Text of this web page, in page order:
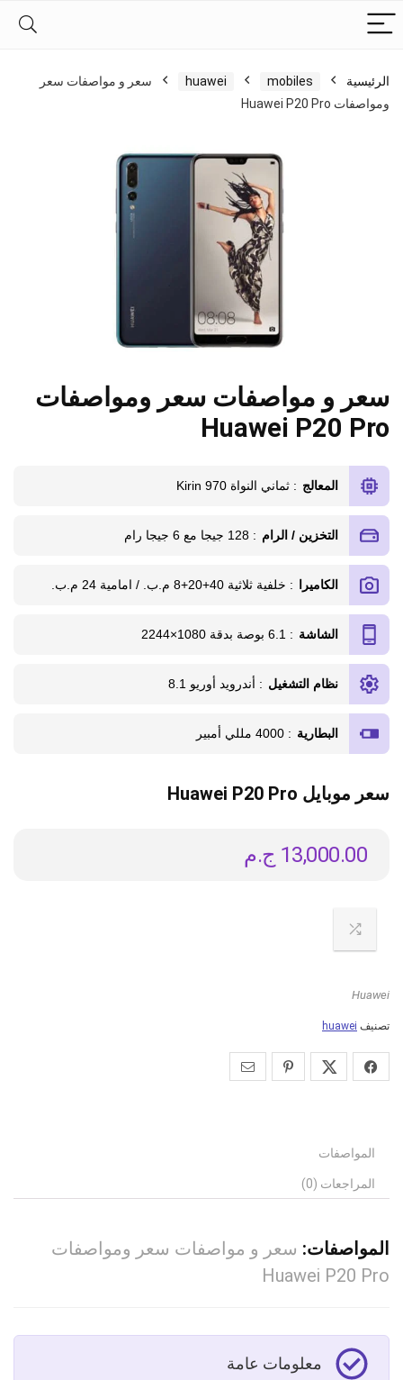
الرئيسية mobiles
huawei
سعر و مواصفات سعر
ومواصفات Huawei P20 Pro
سعر و مواصفات سعر ومواصفات
Huawei P20 Pro
المعالج : ثماني النواة Kirin 970
التخزين / الرام : 128 جيجا مع 6 جيجا رام
الكاميرا : خلفية ثلاثية 40+20+8 م.ب. / امامية 24 م.ب.
الشاشة : 6.1 بوصة بدقة 1080×2244
نظام التشغيل : أندرويد أوريو 8.1
البطارية : 4000 مللي أمبير
سعر موبايل Huawei P20 Pro
ج.م 13,000.00
Huawei
تصنيف huawei
المواصفات
المراجعات (0)
المواصفات: سعر و مواصفات سعر ومواصفات
Huawei P20 Pro
معلومات عامة